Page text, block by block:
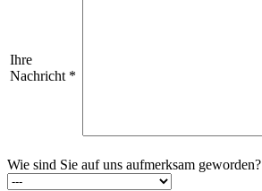
Ihre
Nachricht *
Wie sind Sie auf uns aufmerksam geworden?